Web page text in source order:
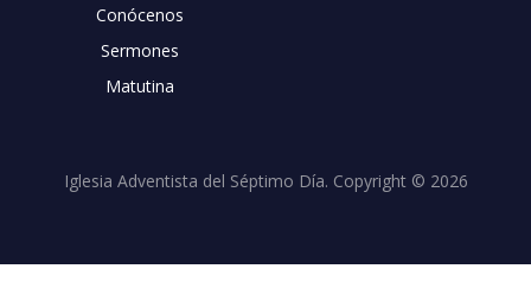
Conócenos
Sermones
Matutina
Iglesia Adventista del Séptimo Día. Copyright © 2026